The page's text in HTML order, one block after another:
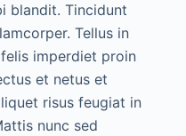
blandit. Tincidunt
Tellus in
imperdiet proin
et netus et
risus feugiat in
nunc sed